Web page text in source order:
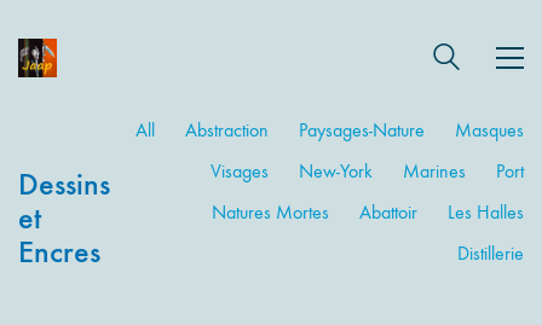
Dessins
et
Encres
All Abstraction Paysages-Nature
Masques
Visages
New-York Marines
Port
Natures Mortes
Abattoir
Les Halles
Distillerie